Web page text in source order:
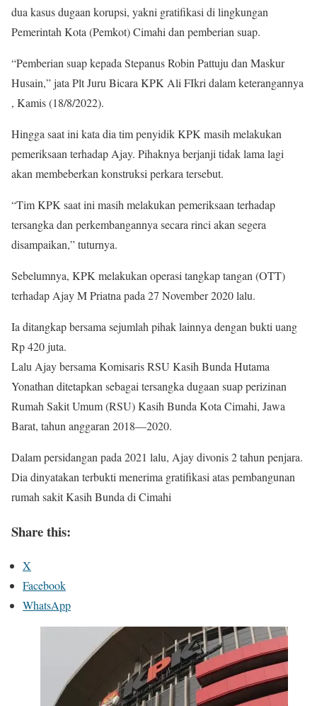
dua kasus dugaan korupsi, yakni gratifikasi di lingkungan
Pemerintah Kota (Pemkot) Cimahi dan pemberian suap.
“Pemberian suap kepada Stepanus Robin Pattuju dan Maskur
Husain,” jata Plt Juru Bicara KPK Ali FIkri dalam keterangannya
, Kamis (18/8/2022).
Hingga saat ini kata dia tim penyidik KPK masih melakukan
pemeriksaan terhadap Ajay. Pihaknya berjanji tidak lama lagi
akan membeberkan konstruksi perkara tersebut.
“Tim KPK saat ini masih melakukan pemeriksaan terhadap
tersangka dan perkembangannya secara rinci akan segera
disampaikan,” tuturnya.
Sebelumnya, KPK melakukan operasi tangkap tangan (OTT)
terhadap Ajay M Priatna pada 27 November 2020 lalu.
Ia ditangkap bersama sejumlah pihak lainnya dengan bukti uang
Rp 420 juta.
Lalu Ajay bersama Komisaris RSU Kasih Bunda Hutama
Yonathan ditetapkan sebagai tersangka dugaan suap perizinan
Rumah Sakit Umum (RSU) Kasih Bunda Kota Cimahi, Jawa
Barat, tahun anggaran 2018—2020.
Dalam persidangan pada 2021 lalu, Ajay divonis 2 tahun penjara.
Dia dinyatakan terbukti menerima gratifikasi atas pembangunan
rumah sakit Kasih Bunda di Cimahi
Share this:
X
Facebook
WhatsApp